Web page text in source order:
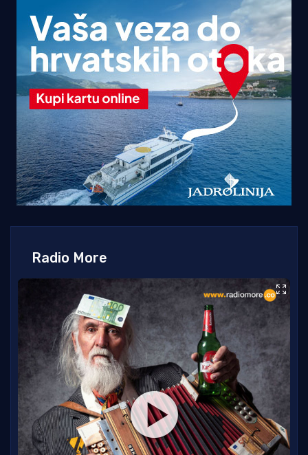
Radio More